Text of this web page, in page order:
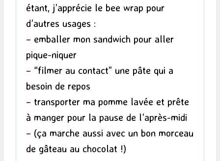
étant, j’apprécie le bee wrap pour
d’autres usages :
– emballer mon sandwich pour aller
pique-niquer
– “filmer au contact” une pâte qui a
besoin de repos
– transporter ma pomme lavée et prête
à manger pour la pause de l’après-midi
– (ça marche aussi avec un bon morceau
de gâteau au chocolat !)